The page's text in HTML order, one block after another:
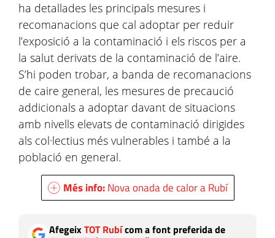
ha detallades les principals mesures i
recomanacions que cal adoptar per reduir
l’exposició a la contaminació i els riscos per a
la salut derivats de la contaminació de l’aire.
S’hi poden trobar, a banda de recomanacions
de caire general, les mesures de precaució
addicionals a adoptar davant de situacions
amb nivells elevats de contaminació dirigides
als col·lectius més vulnerables i també a la
població en general.
Més info:Nova onada de calor a Rubí
AfegeixTOT Rubícom a font preferida de